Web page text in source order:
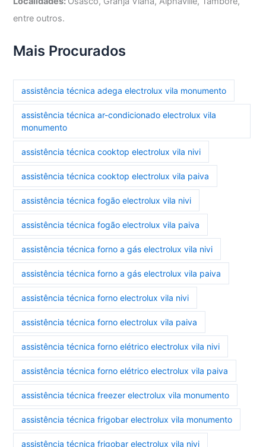
entre outros.
Mais Procurados
assistência técnica adega electrolux vila monumento
assistência técnica ar-condicionado electrolux vila
monumento
assistência técnica cooktop electrolux vila nivi
assistência técnica cooktop electrolux vila paiva
assistência técnica fogão electrolux vila nivi
assistência técnica fogão electrolux vila paiva
assistência técnica forno a gás electrolux vila nivi
assistência técnica forno a gás electrolux vila paiva
assistência técnica forno electrolux vila nivi
assistência técnica forno electrolux vila paiva
assistência técnica forno elétrico electrolux vila nivi
assistência técnica forno elétrico electrolux vila paiva
assistência técnica freezer electrolux vila monumento
assistência técnica frigobar electrolux vila monumento
assistência técnica frigobar electrolux vila nivi